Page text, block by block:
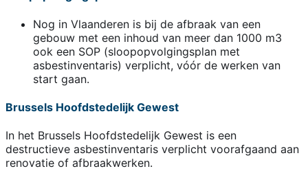
Nog in Vlaanderen is bij de afbraak van een
gebouw met een inhoud van meer dan 1000 m3
ook een SOP (sloopopvolgingsplan met
asbestinventaris) verplicht, vóór de werken van
start gaan.
Brussels Hoofdstedelijk Gewest
In het Brussels Hoofdstedelijk Gewest is een
destructieve asbestinventaris verplicht voorafgaand aan
renovatie of afbraakwerken.